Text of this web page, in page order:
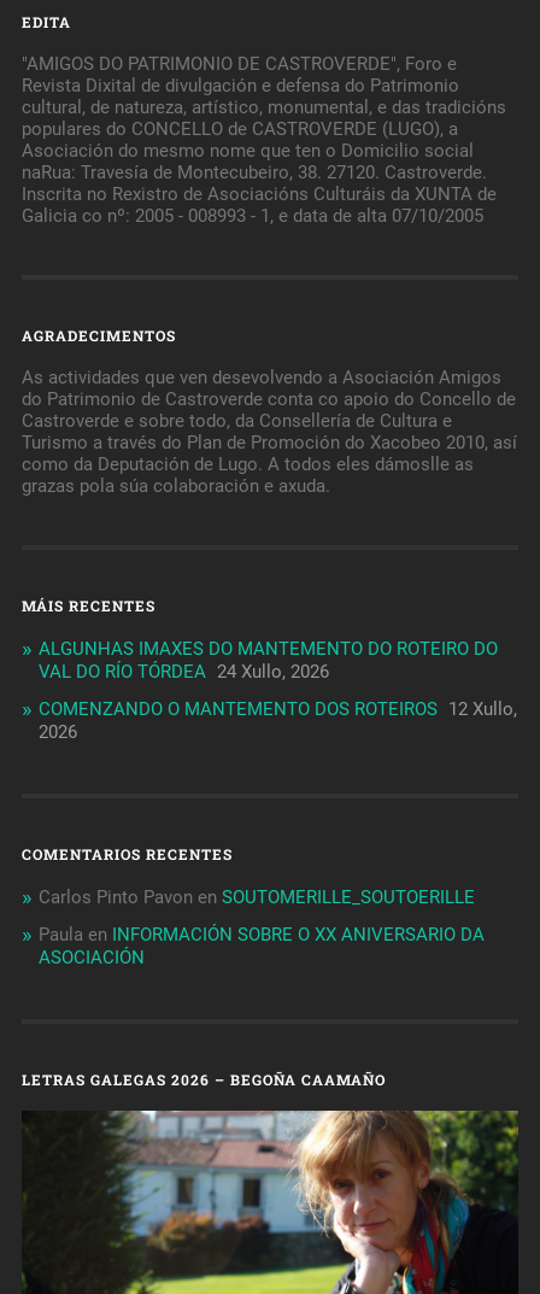
EDITA
"AMIGOS DO PATRIMONIO DE CASTROVERDE", Foro e
Revista Dixital de divulgación e defensa do Patrimonio
cultural, de natureza, artístico, monumental, e das tradicións
populares do CONCELLO de CASTROVERDE (LUGO), a
Asociación do mesmo nome que ten o Domicilio social
naRua: Travesía de Montecubeiro, 38. 27120. Castroverde.
Inscrita no Rexistro de Asociacións Culturáis da XUNTA de
Galicia co nº: 2005 - 008993 - 1, e data de alta 07/10/2005
AGRADECIMENTOS
As actividades que ven desevolvendo a Asociación Amigos
do Patrimonio de Castroverde conta co apoio do Concello de
Castroverde e sobre todo, da Consellería de Cultura e
Turismo a través do Plan de Promoción do Xacobeo 2010, así
como da Deputación de Lugo. A todos eles dámoslle as
grazas pola súa colaboración e axuda.
MÁIS RECENTES
ALGUNHAS IMAXES DO MANTEMENTO DO ROTEIRO DO
VAL DO RÍO TÓRDEA 24 Xullo, 2026
COMENZANDO O MANTEMENTO DOS ROTEIROS 12 Xullo,
2026
COMENTARIOS RECENTES
Carlos Pinto Pavon en SOUTOMERILLE_SOUTOERILLE
Paula en INFORMACIÓN SOBRE O XX ANIVERSARIO DA
ASOCIACIÓN
LETRAS GALEGAS 2026 – BEGOÑA CAAMAÑO